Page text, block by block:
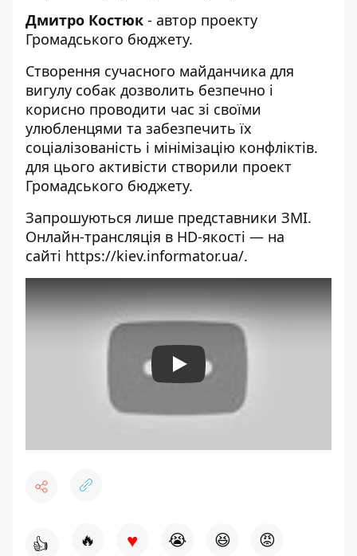
Дмитро Костюк - автор проекту
Громадського бюджету.
Створення сучасного майданчика для
вигулу собак дозволить безпечно і
корисно проводити час зі своїми
улюбленцями та забезпечить їх
соціалізованість і мінімізацію конфліктів.
для цього активісти створили проект
Громадського бюджету.
Запрошуються лише представники ЗМІ.
Онлайн-трансляція в HD-якості — на
сайті https://kiev.informator.ua/.
Play
👍 🔥 ♥ 😭 😆 😡